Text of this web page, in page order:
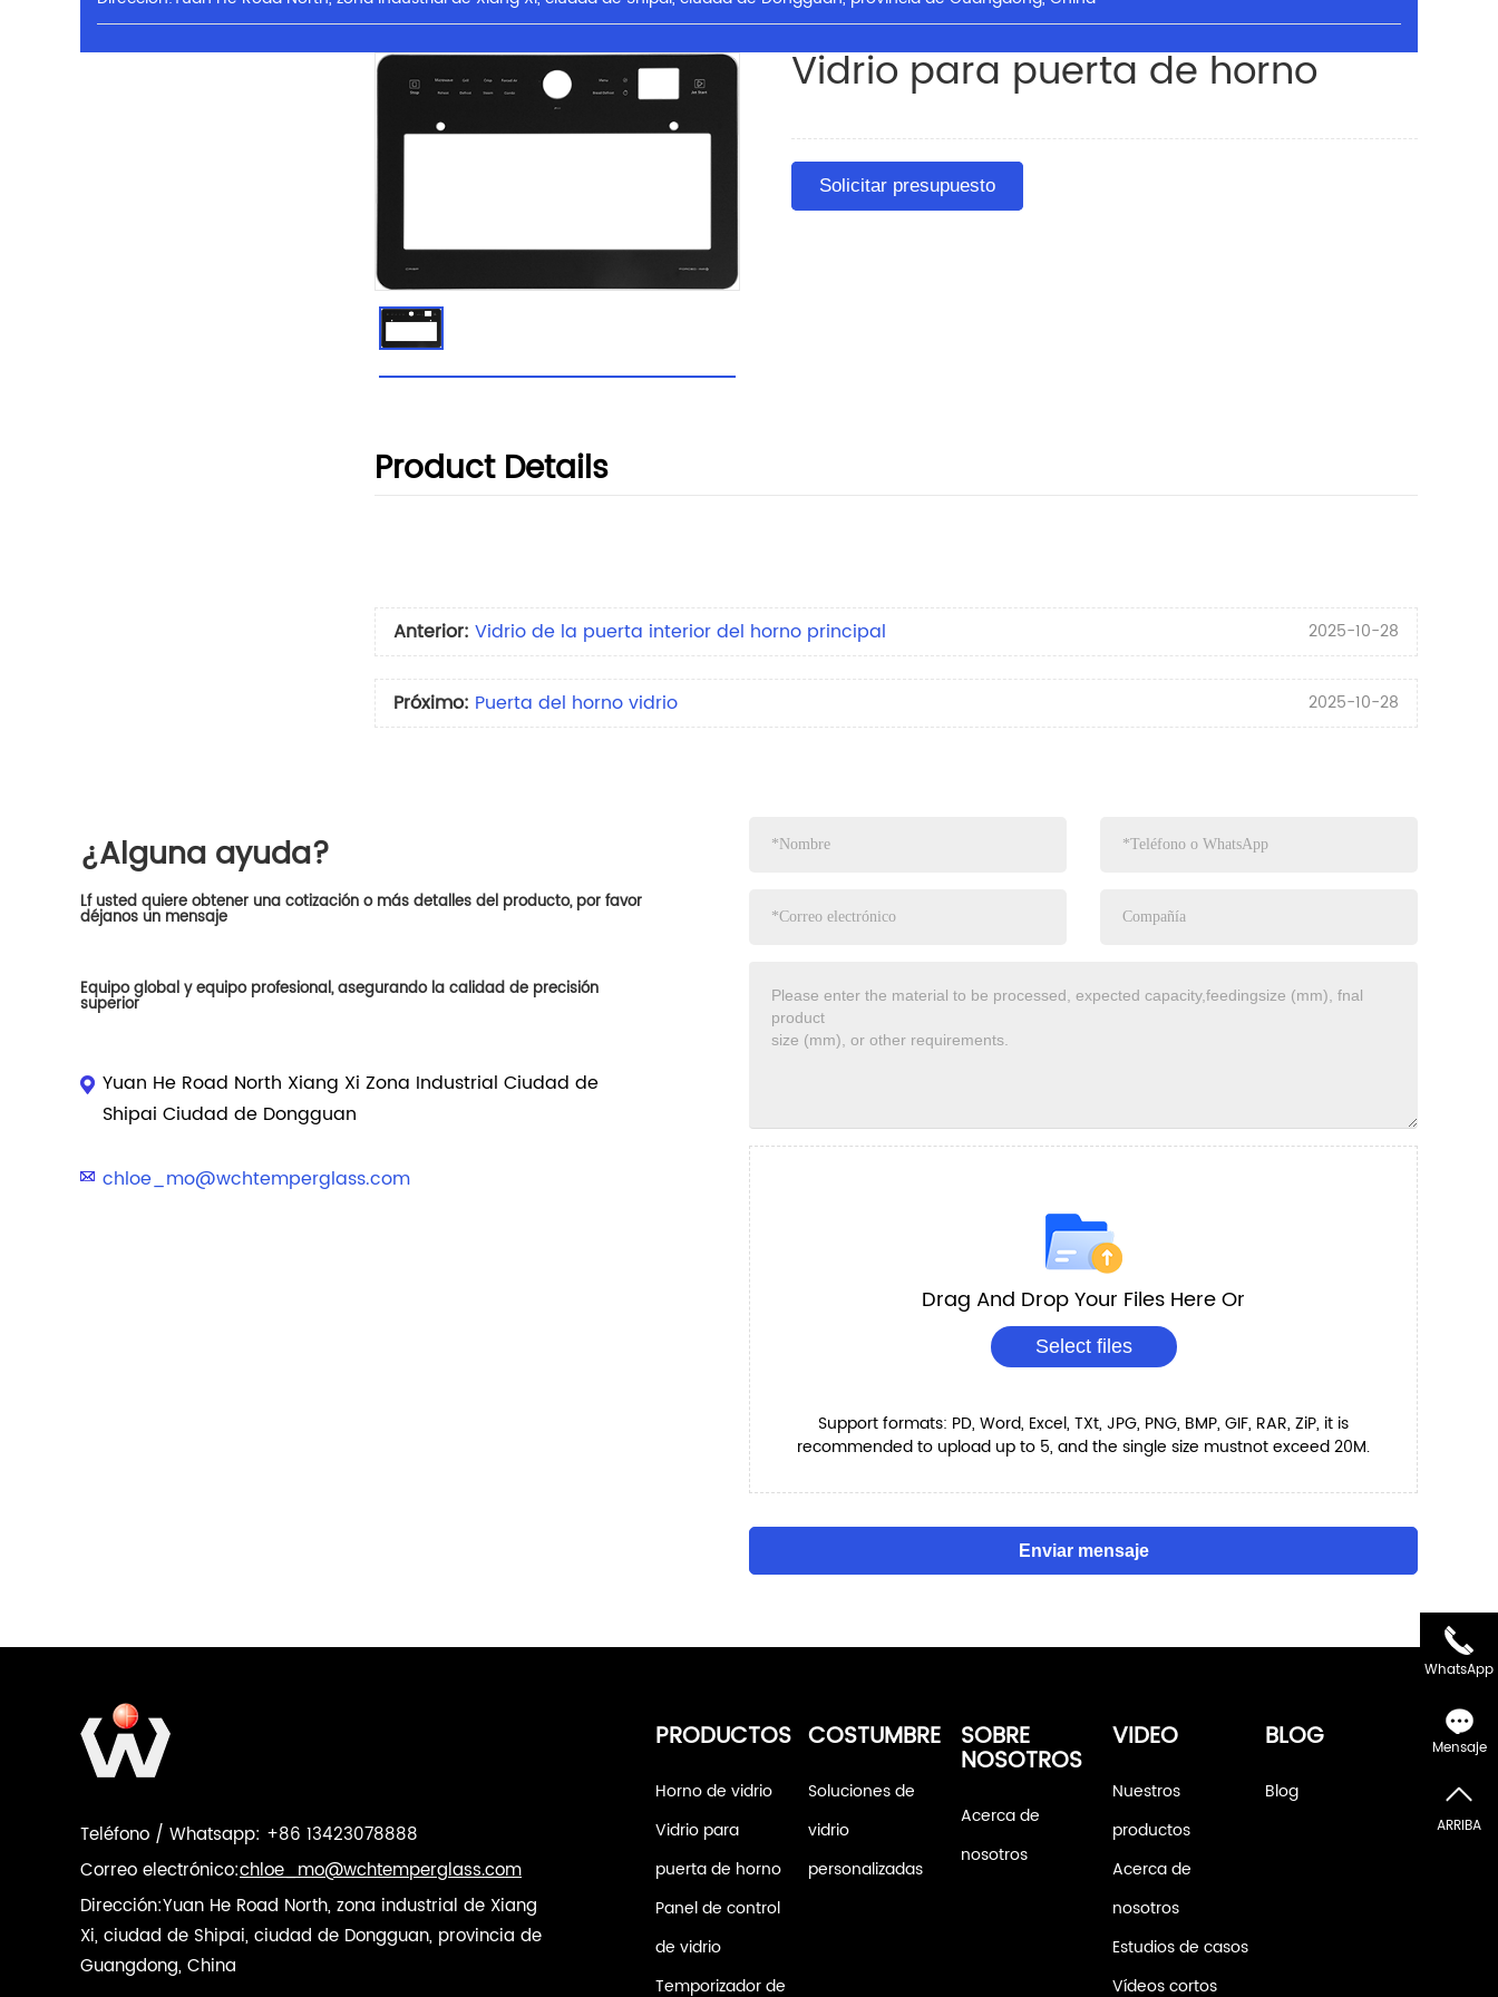
Vidrio para puerta de horno
Solicitar presupuesto
Product Details
Anterior: Vidrio de la puerta interior del horno principal 2025-10-28
Próximo: Puerta del horno vidrio 2025-10-28
¿Alguna ayuda?
Lf usted quiere obtener una cotización o más detalles del producto, por favor
déjanos un mensaje
Equipo global y equipo profesional, asegurando la calidad de precisión
superior
Yuan He Road North Xiang Xi Zona Industrial Ciudad de
Shipai Ciudad de Dongguan
chloe_mo@wchtemperglass.com
Drag And Drop Your Files Here Or
Select files
Support formats: PD, Word, Excel, TXt, JPG, PNG, BMP, GIF, RAR, ZiP, it is
recommended to upload up to 5, and the single size mustnot exceed 20M.
Enviar mensaje
Teléfono / Whatsapp: +86 13423078888
Correo electrónico:chloe_mo@wchtemperglass.com
Dirección:Yuan He Road North, zona industrial de Xiang
Xi, ciudad de Shipai, ciudad de Dongguan, provincia de
Guangdong, China
PRODUCTOS
Horno de vidrio
Vidrio para
puerta de horno
Panel de control
de vidrio
Temporizador de
COSTUMBRE
Soluciones de
vidrio
personalizadas
SOBRE
NOSOTROS
Acerca de
nosotros
VIDEO
Nuestros
productos
Acerca de
nosotros
Estudios de casos
Vídeos cortos
BLOG
Blog
WhatsApp
Mensaje
ARRIBA